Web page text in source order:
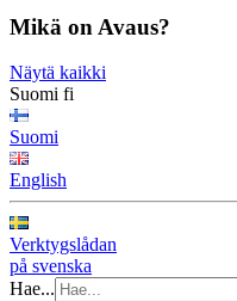
Mikä on Avaus?
Näytä kaikki
Suomi fi
Suomi
English
Verktygslådan
på svenska
Hae...